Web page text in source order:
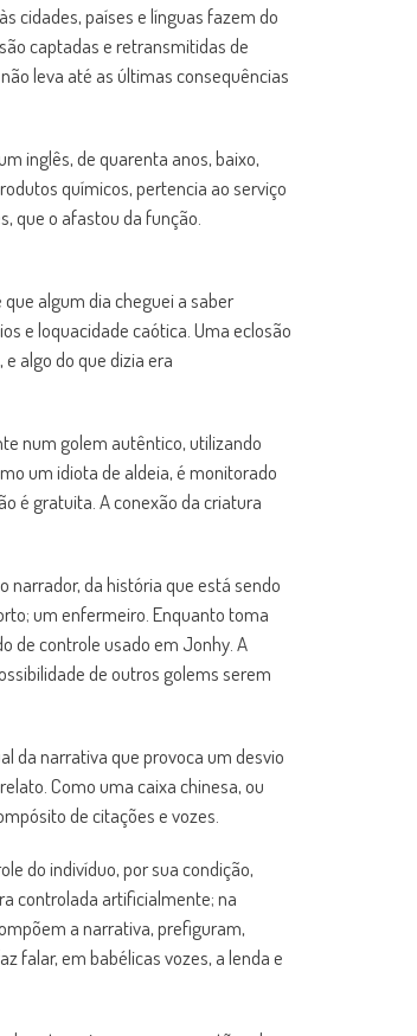
cidades, países e línguas fazem do
captadas e retransmitidas de
leva até as últimas consequências
inglês, de quarenta anos, baixo,
químicos, pertencia ao serviço
que o afastou da função.
algum dia cheguei a saber
e loquacidade caótica. Uma eclosão
algo do que dizia era
num golem autêntico, utilizando
um idiota de aldeia, é monitorado
é gratuita. A conexão da criatura
da história que está sendo
um enfermeiro. Enquanto toma
de controle usado em Jonhy. A
de outros golems serem
da narrativa que provoca um desvio
Como uma caixa chinesa, ou
de citações e vozes.
do indivíduo, por sua condição,
controlada artificialmente; na
a narrativa, prefiguram,
falar, em babélicas vozes, a lenda e